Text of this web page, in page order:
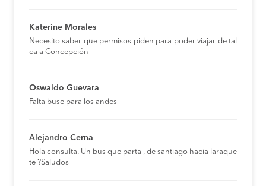
Katerine Morales
Necesito saber que permisos piden para poder viajar de tal
ca a Concepción
Oswaldo Guevara
Falta buse para los andes
Alejandro Cerna
Hola consulta. Un bus que parta , de santiago hacia laraque
te ?Saludos